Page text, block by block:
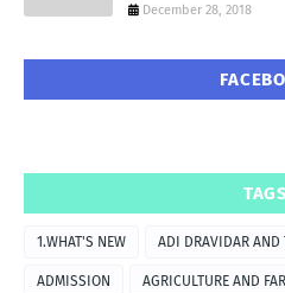
December 28, 2018
TAGS
1.WHAT'S NEW ADI DRAVIDAR AND
ADMISSION AGRICULTURE AND